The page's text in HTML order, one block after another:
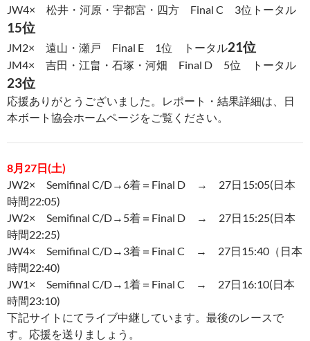
JW4× 松井・河原・宇都宮・四方 Final C 3位トータル
15位
JM2× 遠山・瀬戸 Final E 1位 トータル21位
JM4× 吉田・江畠・石塚・河畑 Final D 5位 トータル
23位
応援ありがとうございました。レポート・結果詳細は、日
本ボート協会ホームページをご覧ください。
8月27日(土)
JW2× Semifinal C/D→6着＝Final D → 27日15:05(日本
時間22:05)
JW2× Semifinal C/D→5着＝Final D → 27日15:25(日本
時間22:25)
JW4× Semifinal C/D→3着＝Final C → 27日15:40（日本
時間22:40)
JW1× Semifinal C/D→1着＝Final C → 27日16:10(日本
時間23:10)
下記サイトにてライブ中継しています。最後のレースで
す。応援を送りましょう。